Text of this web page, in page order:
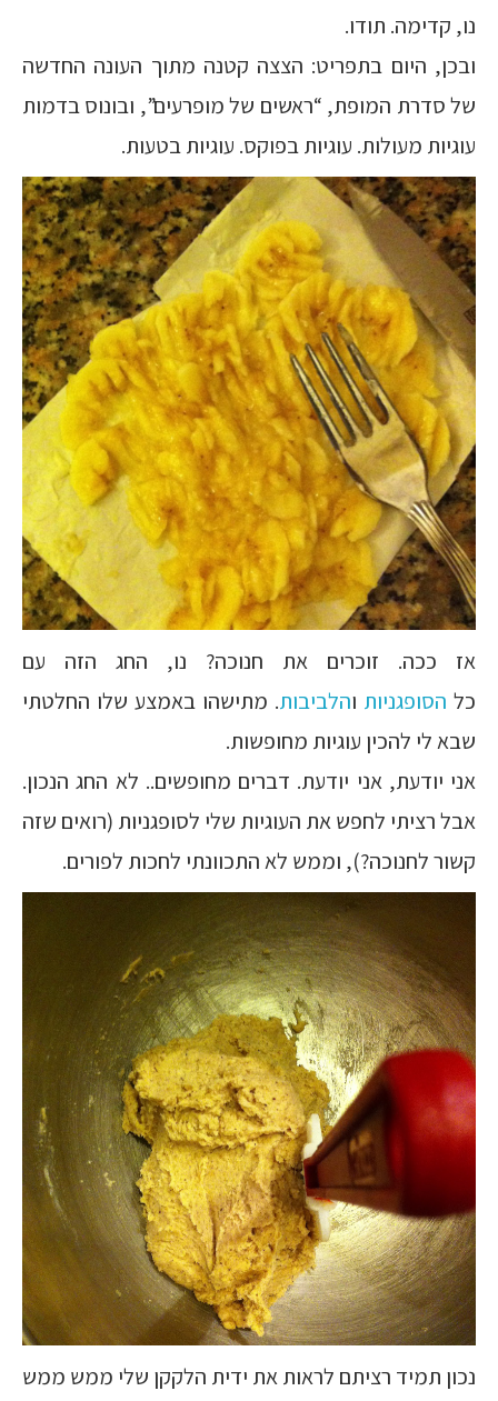
נו, קדימה. תודו.
ובכן, היום בתפריט: הצצה קטנה מתוך העונה החדשה
של סדרת המופת, “ראשים של מופרעים”, ובונוס בדמות
עוגיות מעולות. עוגיות בפוקס. עוגיות בטעות.
אז ככה. זוכרים את חנוכה? נו, החג הזה עם
כל הסופגניות והלביבות. מתישהו באמצע שלו החלטתי
שבא לי להכין עוגיות מחופשות.
אני יודעת, אני יודעת. דברים מחופשים.. לא החג הנכון.
אבל רציתי לחפש את העוגיות שלי לסופגניות (רואים שזה
קשור לחנוכה?), וממש לא התכוונתי לחכות לפורים.
נכון תמיד רציתם לראות את ידית הלקקן שלי ממש ממש